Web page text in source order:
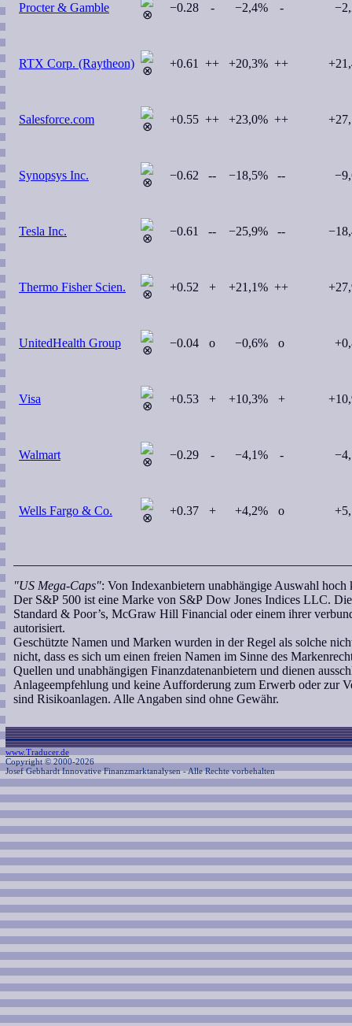
Procter & Gamble −0.28 - −2,4% -
RTX Corp. (Raytheon) +0.61 ++ +20,3% ++
Salesforce.com +0.55 ++ +23,0% ++
Synopsys Inc. −0.62 -- −18,5% --
Tesla Inc. −0.61 -- −25,9% --
Thermo Fisher Scien. +0.52 + +21,1% ++
UnitedHealth Group −0.04 o −0,6% o
Visa +0.53 + +10,3% +
Walmart −0.29 - −4,1% -
Wells Fargo & Co. +0.37 + +4,2% o
"US Mega-Caps": Von Indexanbietern unabhängige Auswahl
Der S&P 500 ist eine Marke von S&P Dow Jones Indices LLC.
Standard & Poor’s, McGraw Hill Financial oder einem ihrer
autorisiert.
Geschützte Namen und Marken wurden in der Regel als solche
nicht, dass es sich um einen freien Namen im Sinne des
Quellen und unabhängigen Finanzdatenanbietern und dienen
Anlageempfehlung und keine Aufforderung zum Erwerb oder zur
sind Risikoanlagen. Alle Angaben sind ohne Gewähr.
www.Traducer.de
Copyright © 2000-2026
Josef Gebhardt Innovative Finanzmarktanalysen - Alle Rechte vorbehalten